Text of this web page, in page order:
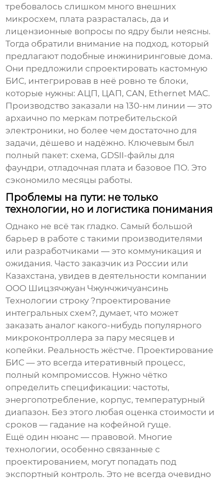
требовалось слишком много внешних
микросхем, плата разрасталась, да и
лицензионные вопросы по ядру были неясны.
Тогда обратили внимание на подход, который
предлагают подобные инжиниринговые дома.
Они предложили спроектировать кастомную
БИС, интегрировав в неё ровно те блоки,
которые нужны: АЦП, ЦАП, CAN, Ethernet MAC.
Производство заказали на 130-нм линии — это
архаично по меркам потребительской
электроники, но более чем достаточно для
задачи, дёшево и надёжно. Ключевым был
полный пакет: схема, GDSII-файлы для
фаундри, отладочная плата и базовое ПО. Это
сэкономило месяцы работы.
Проблемы на пути: не только
технологии, но и логистика понимания
Однако не всё так гладко. Самый большой
барьер в работе с такими производителями
или разработчиками — это коммуникация и
ожидания. Часто заказчик из России или
Казахстана, увидев в деятельности компании
ООО Шицзячжуан Чжунчжичуансинь
Технологии строку ?проектирование
интегральных схем?, думает, что может
заказать аналог какого-нибудь популярного
микроконтроллера за пару месяцев и
копейки. Реальность жёстче. Проектирование
БИС — это всегда итеративный процесс,
полный компромиссов. Нужно чётко
определить спецификации: частоты,
энергопотребление, корпус, температурный
диапазон. Без этого любая оценка стоимости и
сроков — гадание на кофейной гуще.
Ещё один нюанс — правовой. Многие
технологии, особенно связанные с
проектированием, могут попадать под
экспортный контроль. Это не всегда очевидно